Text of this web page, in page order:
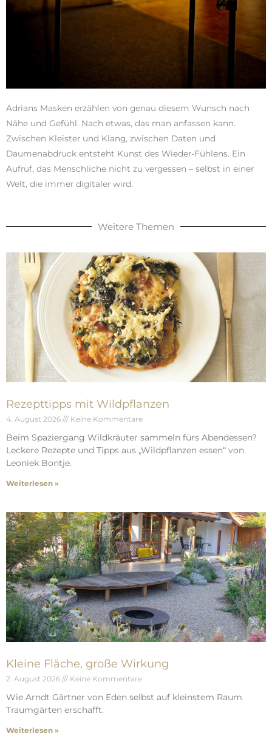
Adrians Masken erzählen von genau diesem Wunsch nach
Nähe und Gefühl. Nach etwas, das man anfassen kann.
Zwischen Kleister und Klang, zwischen Daten und
Daumenabdruck entsteht Kunst des Wieder-Fühlens. Ein
Aufruf, das Menschliche nicht zu vergessen – selbst in einer
Welt, die immer digitaler wird.
Weitere Themen
Rezepttipps mit Wildpflanzen
4. August 2026 Keine Kommentare
Beim Spaziergang Wildkräuter sammeln fürs Abendessen?
Leckere Rezepte und Tipps aus „Wildpflanzen essen“ von
Leoniek Bontje.
Weiterlesen »
Kleine Fläche, große Wirkung
2. August 2026 Keine Kommentare
Wie Arndt Gärtner von Eden selbst auf kleinstem Raum
Traumgärten erschafft.
Weiterlesen »